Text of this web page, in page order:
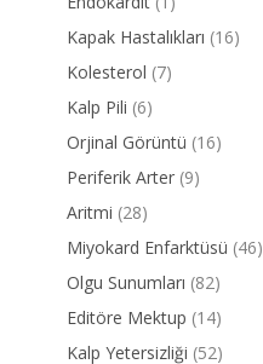
Kapak Hastalıkları (16)
Kolesterol (7)
Kalp Pili (6)
Orjinal Görüntü (16)
Periferik Arter (9)
Aritmi (28)
Miyokard Enfarktüsü (46)
Olgu Sunumları (82)
Editöre Mektup (14)
Kalp Yetersizliği (52)